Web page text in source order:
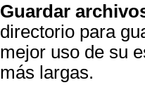
Guardar
directorio para
mejor uso de su
más largas.